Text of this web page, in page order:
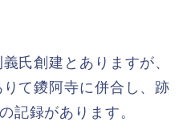
氏創建とありますが、
て鑁阿寺に併合し、跡
記録があります。
プロフィール
お問い合わせ